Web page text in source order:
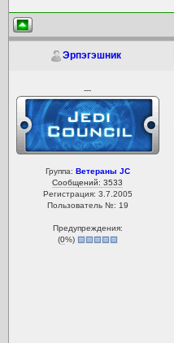
Эрпэгэшник
---
Группа: Ветераны JC
Сообщений: 3533
Регистрация: 3.7.2005
Пользователь №: 19
Предупреждения:
(0%)